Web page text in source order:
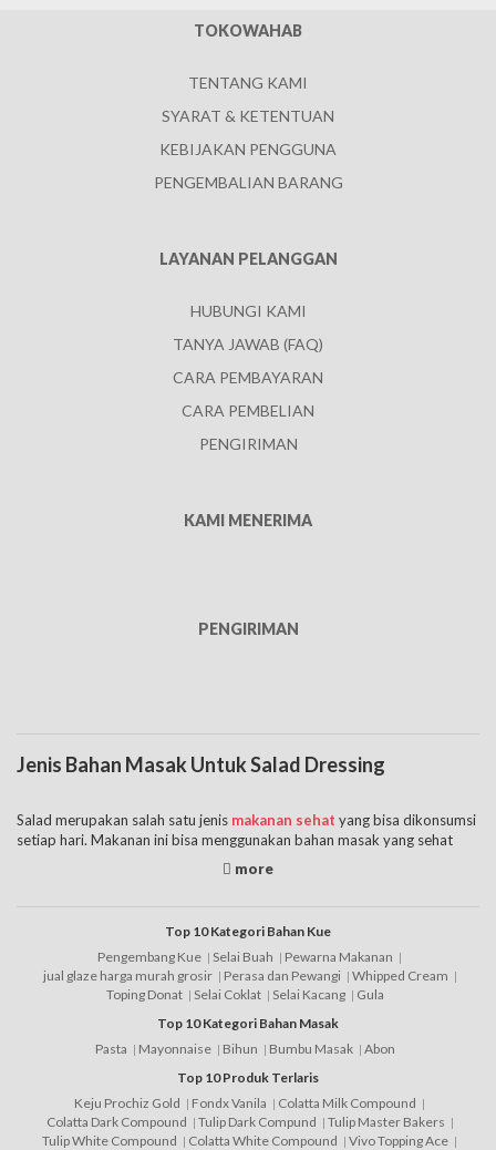
TOKOWAHAB
TENTANG KAMI
SYARAT & KETENTUAN
KEBIJAKAN PENGGUNA
PENGEMBALIAN BARANG
LAYANAN PELANGGAN
HUBUNGI KAMI
TANYA JAWAB (FAQ)
CARA PEMBAYARAN
CARA PEMBELIAN
PENGIRIMAN
KAMI MENERIMA
PENGIRIMAN
Jenis Bahan Masak Untuk Salad Dressing
Salad merupakan salah satu jenis makanan sehat yang bisa dikonsumsi
setiap hari. Makanan ini bisa menggunakan bahan masak yang sehat
seperti buah, sayur, dan juga campuran lainnya yang terdiri dari bahan
masakan yang sehat. Selain dari bahan bahan masakan yang sehat,
dan dipotong saja tanpa diolah seperti dikukus, direbus, ataupun
digoreng. Hal tersebut akan menjaga kualitas bahannya sehingga tetap
sehat.
Untuk membuat rasa salad tidak hambar, Anda bisa menambahkan
salad dressing yang salah satunya bisa menggunakan bahan untuk
mayonnaise
. Adapun jenis bahan memasak atau
membuat salad dressing adalah:
1. Mayonnaise merupakan jenis yang mempunyai kandungan kalori
Top 10 Kategori Bahan Kue
Pengembang Kue
Selai Buah
Pewarna Makanan
jual glaze harga murah grosir
Perasa dan Pewangi
Whipped Cream
Toping Donat
Selai Coklat Selai Kacang
Gula
Top 10 Kategori Bahan Masak
Pasta
Mayonnaise Bihun Bumbu Masak
Abon
Top 10 Produk Terlaris
Keju Prochiz Gold
Fondx Vanila
Colatta Milk Compound
Colatta Dark Compound
Tulip Dark Compund
Tulip Master Bakers
Tulip White Compound
Colatta White Compound Vivo Topping Ace